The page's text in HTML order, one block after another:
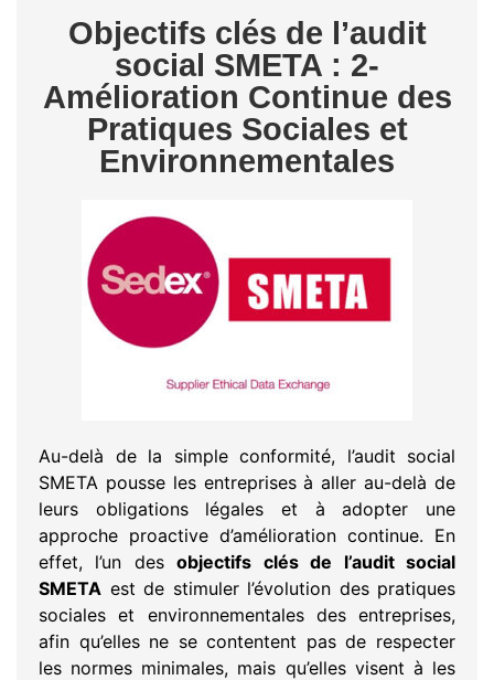
Objectifs clés de l’audit
social SMETA : 2-
Amélioration Continue des
Pratiques Sociales et
Environnementales
Au-delà de la simple conformité, l’audit social
SMETA pousse les entreprises à aller au-delà de
leurs obligations légales et à adopter une
approche proactive d’amélioration continue. En
effet, l’un desobjectifs clés de l’audit social
SMETA est de stimuler l’évolution des pratiques
sociales et environnementales des entreprises,
afin qu’elles ne se contentent pas de respecter
les normes minimales, mais qu’elles visent à les